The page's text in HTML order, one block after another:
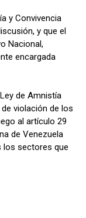
y Convivencia
y que el
Nacional,
encargada
de Amnistía
violación de los
al artículo 29
de Venezuela
los sectores que